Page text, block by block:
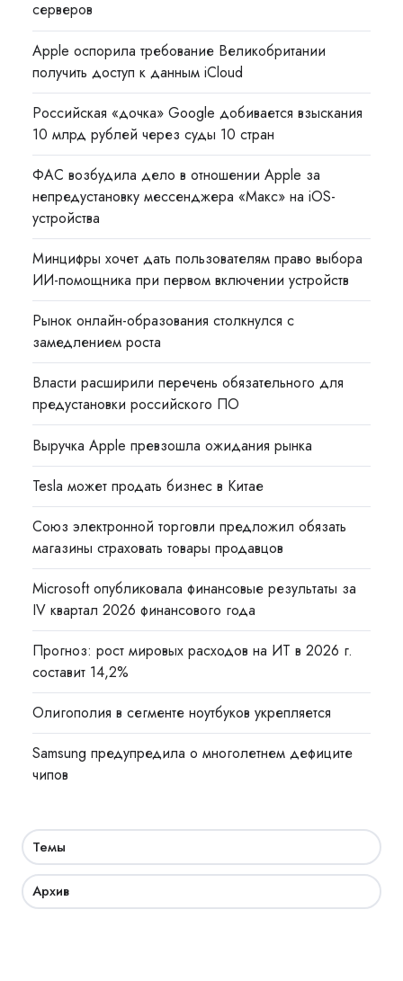
серверов
Apple оспорила требование Великобритании
получить доступ к данным iCloud
Российская «дочка» Google добивается взыскания
10 млрд рублей через суды 10 стран
ФАС возбудила дело в отношении Apple за
непредустановку мессенджера «Макс» на iOS-
устройства
Минцифры хочет дать пользователям право выбора
ИИ-помощника при первом включении устройств
Рынок онлайн-образования столкнулся с
замедлением роста
Власти расширили перечень обязательного для
предустановки российского ПО
Выручка Apple превзошла ожидания рынка
Tesla может продать бизнес в Китае
Союз электронной торговли предложил обязать
магазины страховать товары продавцов
Microsoft опубликовала финансовые результаты за
IV квартал 2026 финансового года
Прогноз: рост мировых расходов на ИТ в 2026 г.
составит 14,2%
Олигополия в сегменте ноутбуков укрепляется
Samsung предупредила о многолетнем дефиците
чипов
Темы
Архив